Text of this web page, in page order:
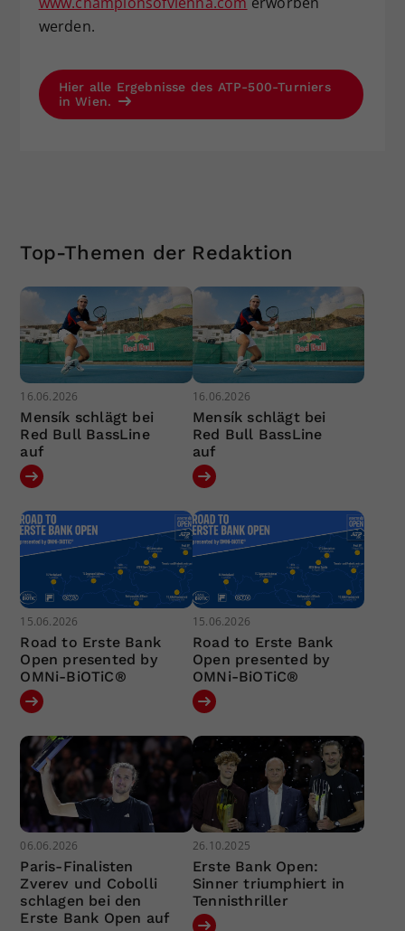
werden.
Hier alle Ergebnisse des ATP-500-Turniers
in Wien.
Top-Themen der Redaktion
16.06.2026
Mensík schlägt bei
Red Bull BassLine
auf
16.06.2026
Mensík schlägt bei
Red Bull BassLine
auf
15.06.2026
Road to Erste Bank
Open presented by
OMNi-BiOTiC®
15.06.2026
Road to Erste Bank
Open presented by
OMNi-BiOTiC®
06.06.2026
Paris-Finalisten
Zverev und Cobolli
schlagen bei den
Erste Bank Open auf
26.10.2025
Erste Bank Open:
Sinner triumphiert in
Tennisthriller